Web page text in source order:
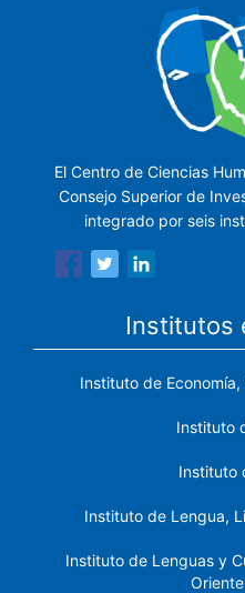
El Centro de Ciencias
Consejo Superior de
integrado por seis
Institutos
Instituto de
Instituto
Instituto
Instituto de Lengua,
Instituto de Lenguas y